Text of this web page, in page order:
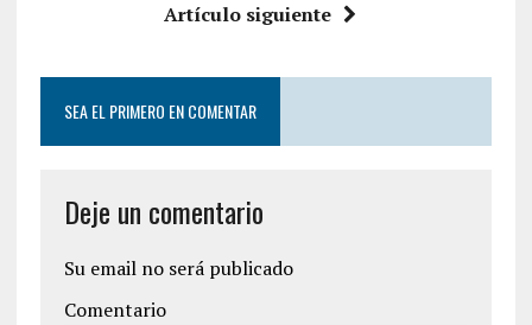
Artículo siguiente
SEA EL PRIMERO EN COMENTAR
Deje un comentario
Su email no será publicado
Comentario